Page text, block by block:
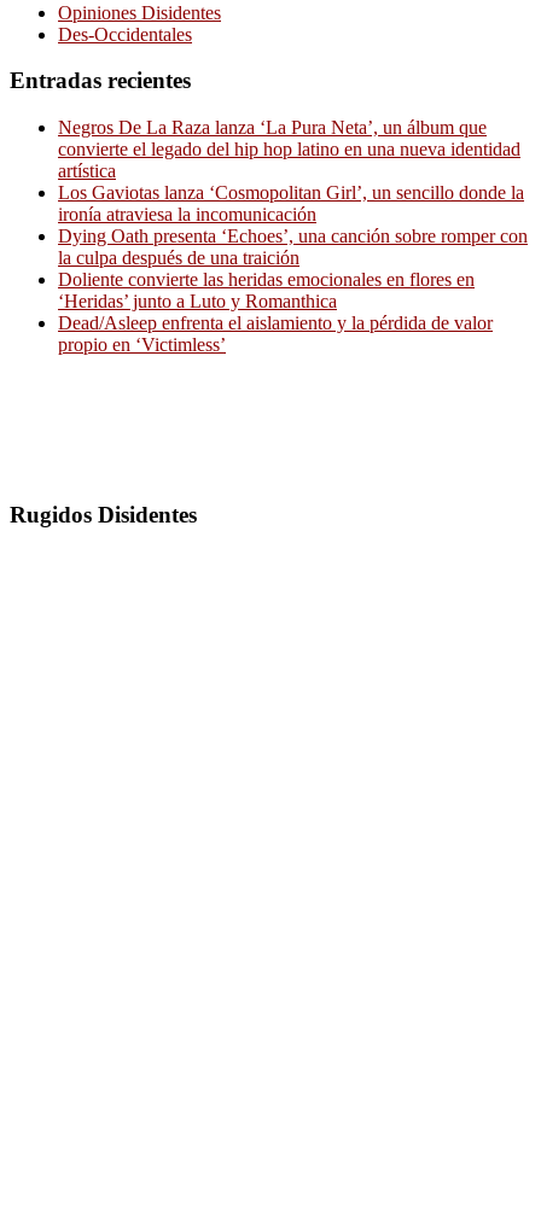
Opiniones Disidentes
Des-Occidentales
Entradas recientes
Negros De La Raza lanza ‘La Pura Neta’, un álbum que
convierte el legado del hip hop latino en una nueva identidad
artística
Los Gaviotas lanza ‘Cosmopolitan Girl’, un sencillo donde la
ironía atraviesa la incomunicación
Dying Oath presenta ‘Echoes’, una canción sobre romper con
la culpa después de una traición
Doliente convierte las heridas emocionales en flores en
‘Heridas’ junto a Luto y Romanthica
Dead/Asleep enfrenta el aislamiento y la pérdida de valor
propio en ‘Victimless’
Rugidos Disidentes